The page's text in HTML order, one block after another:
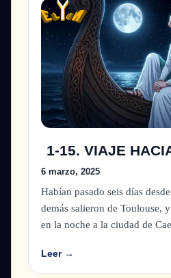
1-15. VIAJE
6 marzo, 2025
Habían pasado seis días
demás salieron de Toulouse,
en la noche a la ciudad de
Leer →